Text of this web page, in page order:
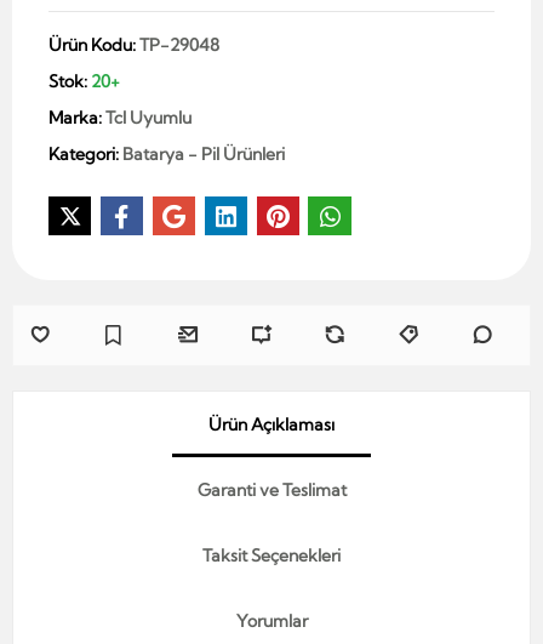
Ürün Kodu:TP-29048
Stok: 20+
Marka:Tcl Uyumlu
Kategori: Batarya - Pil Ürünleri
Ürün Açıklaması
Garanti ve Teslimat
Taksit Seçenekleri
Yorumlar